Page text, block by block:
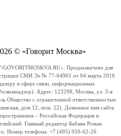
© «Говорит Москва»
Предназначено для
СМИ Эл № 77-64961 от 04 марта 2016
в сфере связи, информационных
Адрес: 123298, Москва, ул. 3-я
Общество с ограниченной ответственностью
дом 12, пом. 22). Доменное имя сайта
– Российская Федерация и
Главный редактор Бабаян Роман
Номер телефона: +7 (495) 950-62-26